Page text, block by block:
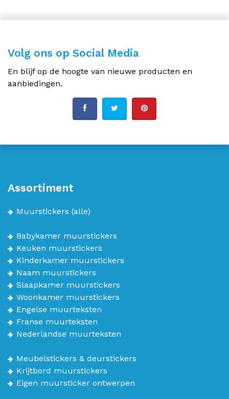
Volg ons op Social Media
En blijf op de hoogte van nieuwe producten en
aanbiedingen.
Assortiment
Muurstickers (alle)
Babykamer muurstickers
Keuken muurstickers
Kinderkamer muurstickers
Naam muurstickers
Slaapkamer muurstickers
Woonkamer muurstickers
Engelse muurteksten
Franse muurteksten
Nederlandse muurteksten
Meubelstickers & deurstickers
Krijtbord muurstickers
Eigen muursticker ontwerpen